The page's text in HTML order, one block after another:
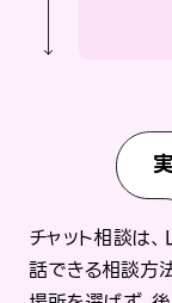
チャット相談は
話できる相談方法